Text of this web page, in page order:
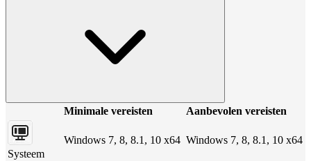
Minimale vereisten Aanbevolen vereisten
Systeem
Windows 7, 8, 8.1, 10 x64 Windows 7, 8, 8.1, 10 x64